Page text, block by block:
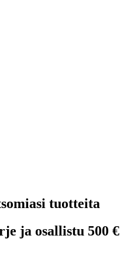
tuotteita
ja osallistu 500 €